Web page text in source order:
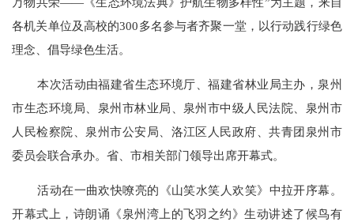
各机关单位及高校的300多名参与者齐聚一堂，以行动践行绿色
理念、倡导绿色生活。
本次活动由福建省生态环境厅、福建省林业局主办，泉州
市生态环境局、泉州市林业局、泉州市中级人民法院、泉州市
人民检察院、泉州市公安局、洛江区人民政府、共青团泉州市
委员会联合承办。省、市相关部门领导出席开幕式。
活动在一曲欢快嘹亮的《山笑水笑人欢笑》中拉开序幕。
开幕式上，诗朗诵《泉州湾上的飞羽之约》生动讲述了候鸟有